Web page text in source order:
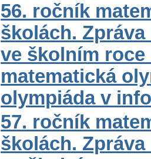
56. ročník
školách.
ve školním roce
matematická
olympiáda v
57. ročník
školách.